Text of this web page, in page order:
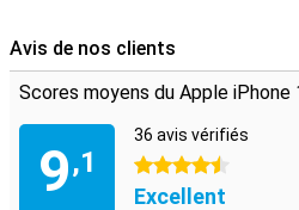
Avis de nos clients
Scores moyens du Apple iPhone
9,1
36 avis vérifiés
4.5 étoiles
Excellent